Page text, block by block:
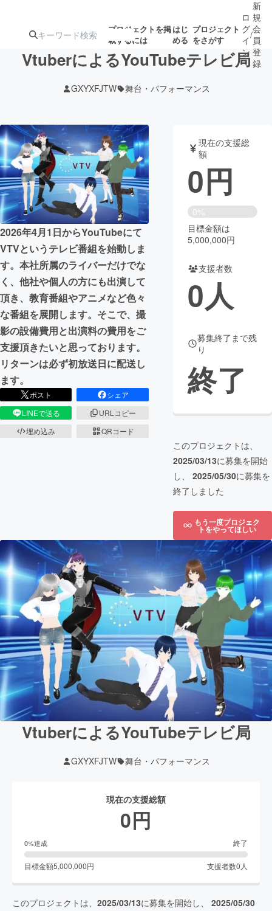
プロジェクトを掲
載するには
はじ
める
プロジェクト
をさがす
アート・写真
テクノロジー・ガジェット ゲーム・サ
映像・映画 書籍・雑誌
ビジネス・起業 チャレンジ
まちづくり・地域活性化
CAMPFIRE for Social Good
CAMPFIRE Creation
CAMPFIREふるさと納税
コミュニティ
ロ
グ
イ
ン
/
新
規
会
員
登
録
VtuberによるYouTubeテレビ局
GXYXFJTW 舞台・パフォーマンス
2026年4月1日からYouTubeにて
VTVというテレビ番組を始動しま
す。本社所属のライバーだけでな
く、他社や個人の方にも出演して
頂き、教育番組やアニメなど色々
な番組を展開します。そこで、撮
影の設備費用と出演料の費用をご
支援頂きたいと思っております。
リターンは必ず初放送日に配送し
ます。
ポスト
シェア
LINEで送る
URLコピー
埋め込み
QRコード
現在の支援総
額
0円
0%
目標金額は
5,000,000円
支援者数
0人
募集終了まで残
り
終了
このプロジェクトは、
2025/03/13に募集を開始
し、 2025/05/30に募集を
終了しました
もう一度プロジェク
トをやってほしい
VtuberによるYouTubeテレビ局
GXYXFJTW 舞台・パフォーマンス
現在の支援総額
0円
0%達成 終了
目標金額5,000,000円 支援者数0人
このプロジェクトは、 2025/03/13に募集を開始し、 2025/05/30